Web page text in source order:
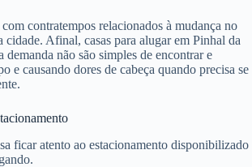
contratempos relacionados à mudança no
cidade. Afinal, casas para alugar em Pinhal da
demanda não são simples de encontrar e
e causando dores de cabeça quando precisa se
ficar atento ao estacionamento disponibilizado